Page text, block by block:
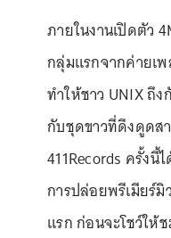
ภายในงานเปิดตัว
กลุ่มแรกจากค่ายเ
ทำให้ชาว UNIX ถึ
กับชุดขาวที่ดึงดูดส
411Records ครั้งนี้
การปล่อยพรีเมียร์
แรก ก่อนจะโชว์ให้